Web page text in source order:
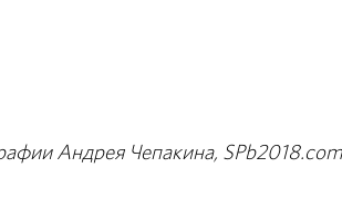
Андрея Чепакина, SPb2018.com